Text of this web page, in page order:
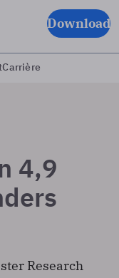
Download
Carrière
4,9
Research